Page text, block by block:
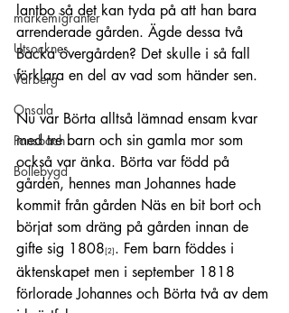
markemigranter
Utsocknes
Varberg
Onsala
Ponsbach
Bollebygd
lantbo så det kan tyda på att han bara
arrenderade gården. Ägde dessa två
Backa övergården? Det skulle i så fall
förklara en del av vad som händer sen.
Nu var Börta alltså lämnad ensam kvar
med tre barn och sin gamla mor som
också var änka. Börta var född på
gården, hennes man Johannes hade
kommit från gården Näs en bit bort och
börjat som dräng på gården innan de
gifte sig 1808[2] . Fem barn föddes i
äktenskapet men i september 1818
förlorade Johannes och Börta två av dem